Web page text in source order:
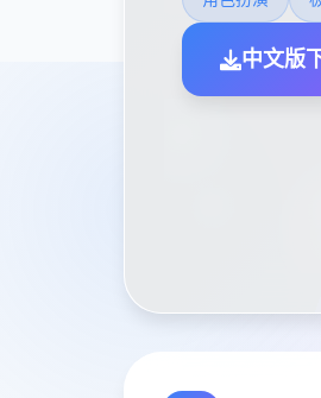
中文版